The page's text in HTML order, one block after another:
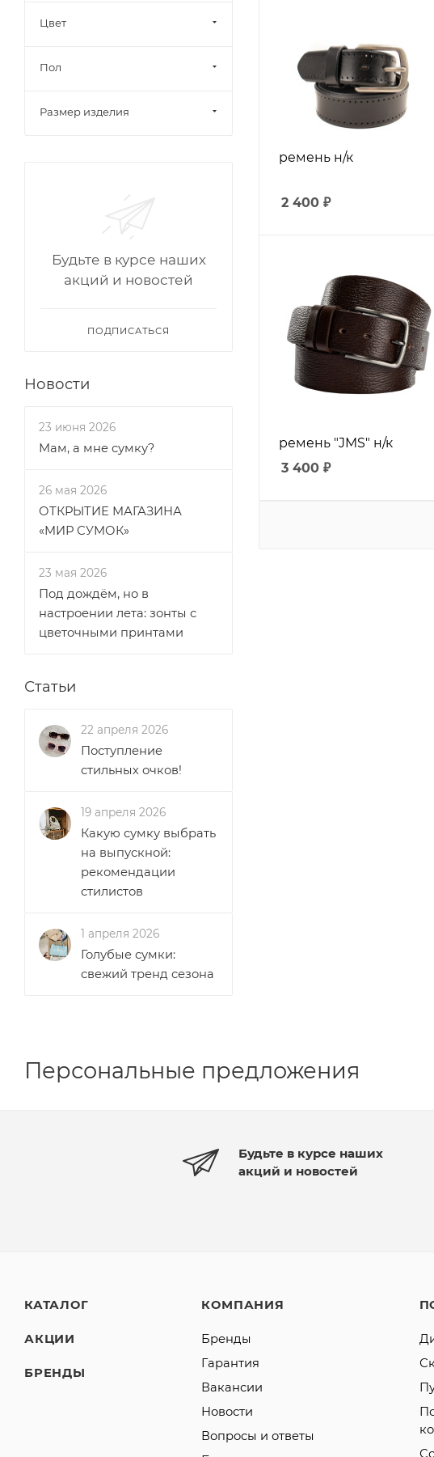
ремень н/к
2 400 ₽
ремень "JMS" н/к
3 400 ₽
Цвет
Пол
Размер изделия
Будьте в курсе наших
акций и новостей
ПОДПИСАТЬСЯ
Новости
23 июня 2026
Мам, а мне сумку?
26 мая 2026
ОТКРЫТИЕ МАГАЗИНА
«МИР СУМОК»
23 мая 2026
Под дождём, но в
настроении лета: зонты с
цветочными принтами
Статьи
22 апреля 2026
Поступление
стильных очков!
19 апреля 2026
Какую сумку выбрать
на выпускной:
рекомендации
стилистов
1 апреля 2026
Голубые сумки:
свежий тренд сезона
Персональные предложения
Будьте в курсе наших
акций и новостей
КАТАЛОГ
АКЦИИ
БРЕНДЫ
КОМПАНИЯ
Бренды
Гарантия
Вакансии
Новости
Вопросы и ответы